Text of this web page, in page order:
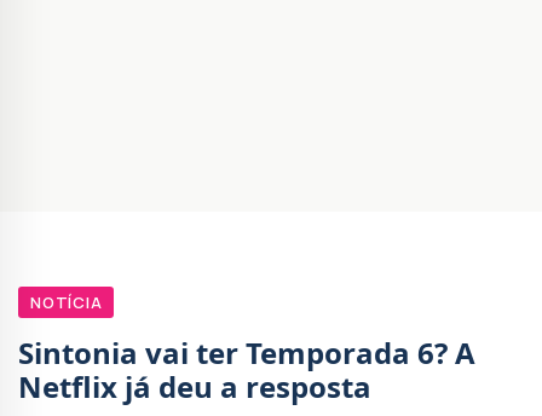
NOTÍCIA
Sintonia vai ter Temporada 6? A
Netflix já deu a resposta